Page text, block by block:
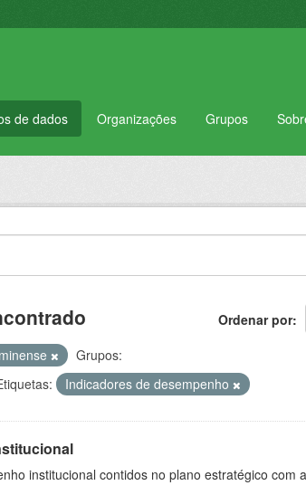
de dados Organizações Grupos
Ordenar por
Grupos:
Indicadores de desempenho
institucional contidos no plano estratégico com